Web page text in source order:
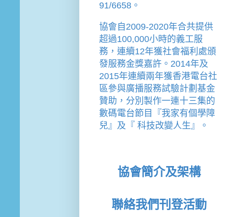
91/6658。
協會 自2009-2020年合共提供
超過100,000小時的義工服
務，連續12年獲社會福利處頒
發服務金獎嘉許。 2014年及
2015年連續兩年獲香港電台社
區參與廣播服務試驗計劃基金
贊助，分別製作一連十三集的
數碼電台節目『我家有個學障
兒』及『 科技改變人生』。
協會簡介及架構
聯絡我們刊登活動